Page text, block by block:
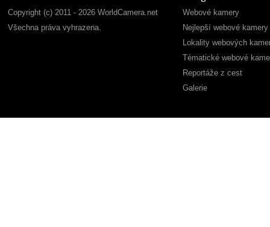
Copyright (c) 2011 - 2026 WorldCamera.net
Všechna práva vyhrazena.
Webové kamery
Nejlepší webové kamery
Lokality webových
Tématické webové
Reportáže z cest
Galerie